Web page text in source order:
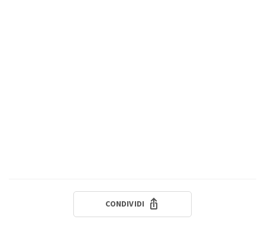
CONDIVIDI